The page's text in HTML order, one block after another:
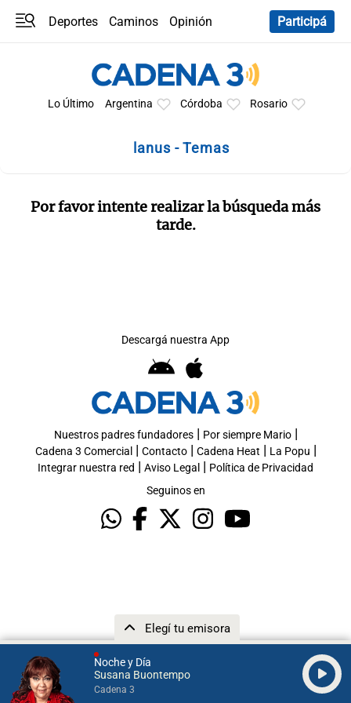
Noche y Día
Susana Buontempo
Cadena 3
Elegí tu emisora
Deportes Caminos
Opinión
Participá
Lo Último Argentina Córdoba Rosario
lanus - Temas
Por favor intente realizar la búsqueda más
tarde.
Descargá nuestra App
Nuestros padres fundadores| Por siempre Mario|
Cadena 3 Comercial | Contacto| Cadena Heat | La Popu |
Integrar nuestra red | Aviso Legal | Política de Privacidad
Seguinos en